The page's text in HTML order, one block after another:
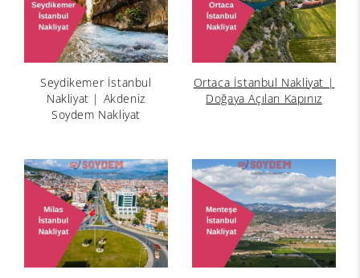
Seydikemer İstanbul
Nakliyat | Akdeniz
Soydem Nakliyat
Ortaca İstanbul Nakliyat |
Doğaya Açılan Kapınız